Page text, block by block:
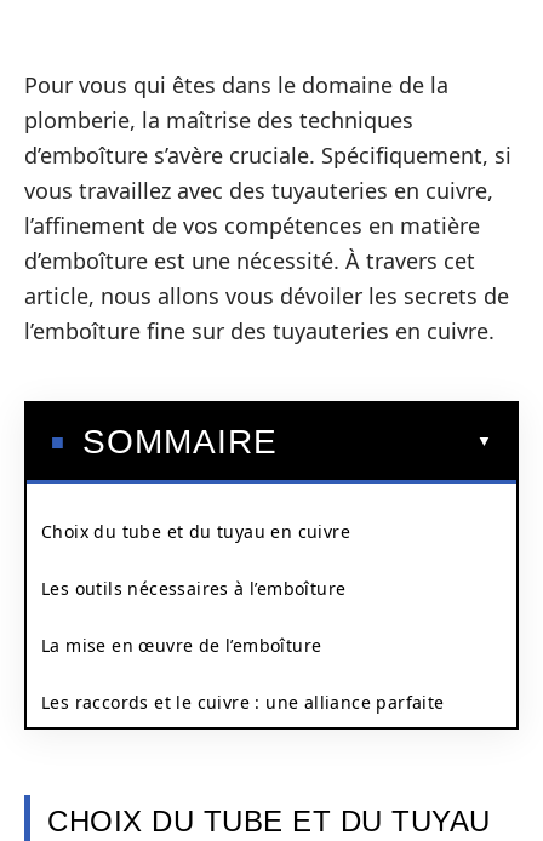
Pour vous qui êtes dans le domaine de la
plomberie, la maîtrise des techniques
d’emboîture s’avère cruciale. Spécifiquement, si
vous travaillez avec des tuyauteries en cuivre,
l’affinement de vos compétences en matière
d’emboîture est une nécessité. À travers cet
article, nous allons vous dévoiler les secrets de
l’emboîture fine sur des tuyauteries en cuivre.
SOMMAIRE
Choix du tube et du tuyau en cuivre
Les outils nécessaires à l’emboîture
La mise en œuvre de l’emboîture
Les raccords et le cuivre : une alliance parfaite
CHOIX DU TUBE ET DU TUYAU